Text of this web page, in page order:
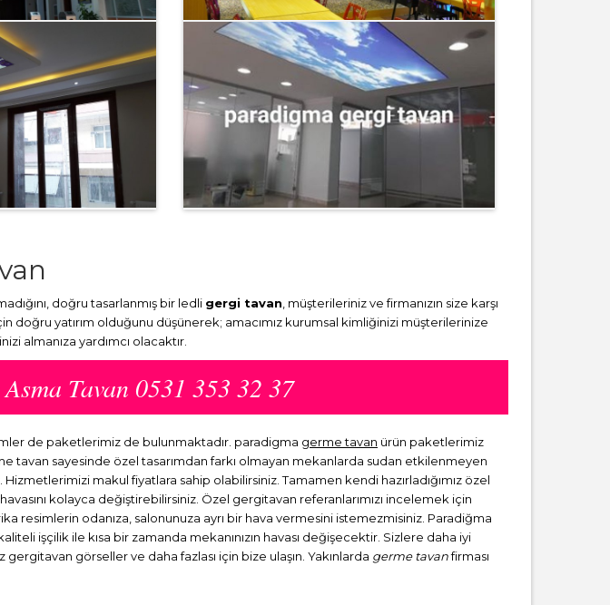
doğru tasarlanmış bir ledli gergi tavan , müşterileriniz ve firmanızın size karşı
doğru yatırım olduğunu düşünerek; amacımız kurumsal kimliğinizi müşterilerinize
almanıza yardımcı olacaktır.
Tavan 0531 353 32 37
de paketlerimiz de bulunmaktadır. paradigma germe tavan ürün paketlerimiz
sayesinde özel tasarımdan farkı olmayan mekanlarda sudan etkilenmeyen
makul fiyatlara sahip olabilirsiniz. Tamamen kendi hazırladığımız özel
havasını kolayca değiştirebilirsiniz. Özel gergitavan referanlarımızı incelemek için
resimlerin odanıza, salonunuza ayrı bir hava vermesini istemezmisiniz. Paradiğma
işçilik ile kısa bir zamanda mekanınızın havası değişecektir. Sizlere daha iyi
görseller ve daha fazlası için bize ulaşın. Yakınlarda germe tavanfirması